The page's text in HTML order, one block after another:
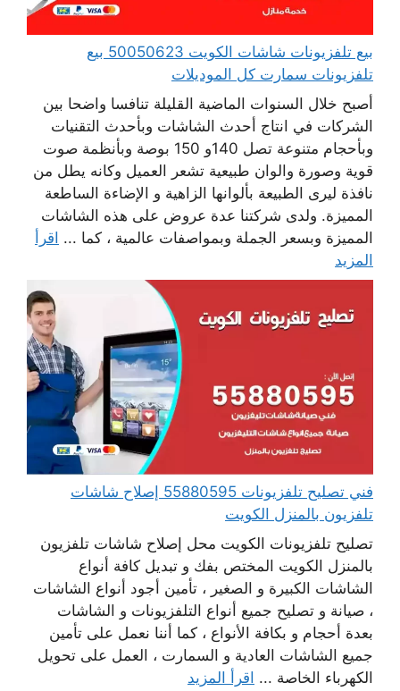
بيع تلفزيونات شاشات الكويت 50050623 بيع
تلفزيونات سمارت كل الموديلات
أصبح خلال السنوات الماضية القليلة تنافسا واضحا بين
الشركات في انتاج أحدث الشاشات وبأحدث التقنيات
وبأحجام متنوعة تصل 140و 150 بوصة وبأنظمة صوت
قوية وصورة والوان طبيعية تشعر العميل وكانه يطل من
نافذة ليرى الطبيعة بألوانها الزاهية و الإضاءة الساطعة
المميزة. ولدى شركتنا عدة عروض على هذه الشاشات
المميزة وبسعر الجملة وبمواصفات عالمية ، كما ... اقرأ
المزيد
فني تصليح تلفزيونات 55880595 إصلاح شاشات
تلفزيون بالمنزل الكويت
تصليح تلفزيونات الكويت محل إصلاح شاشات تلفزيون
بالمنزل الكويت المختص بفك و تبديل كافة أنواع
الشاشات الكبيرة و الصغير ، تأمين أجود أنواع الشاشات
، صيانة و تصليح جميع أنواع التلفزيونات و الشاشات
بعدة أحجام و بكافة الأنواع ، كما أننا نعمل على تأمين
جميع الشاشات العادية و السمارت ، العمل على تحويل
الكهرباء الخاصة ... اقرأ المزيد